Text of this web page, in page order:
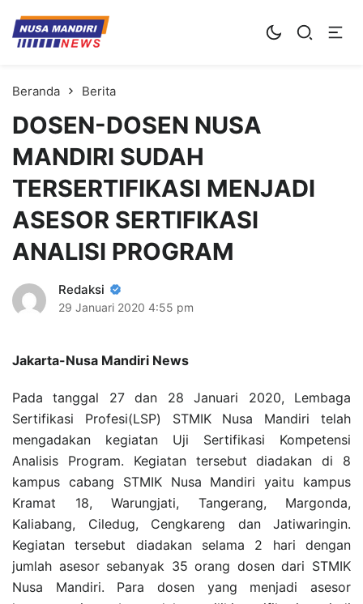
Kampus Digital Bisnis
Universitas Nusa Mandiri
Beranda Berita
DOSEN-DOSEN NUSA
MANDIRI SUDAH
TERSERTIFIKASI MENJADI
ASESOR SERTIFIKASI
ANALISI PROGRAM
Redaksi
29 Januari 2020 4:55 pm
Jakarta-Nusa Mandiri News
Pada tanggal 27 dan 28 Januari 2020, Lembaga
Sertifikasi Profesi(LSP) STMIK Nusa Mandiri telah
mengadakan kegiatan Uji Sertifikasi Kompetensi
Analisis Program. Kegiatan tersebut diadakan di 8
kampus cabang STMIK Nusa Mandiri yaitu kampus
Kramat 18, Warungjati, Tangerang, Margonda,
Kaliabang, Ciledug, Cengkareng dan Jatiwaringin.
Kegiatan tersebut diadakan selama 2 hari dengan
jumlah asesor sebanyak 35 orang dosen dari STMIK
Nusa Mandiri. Para dosen yang menjadi asesor